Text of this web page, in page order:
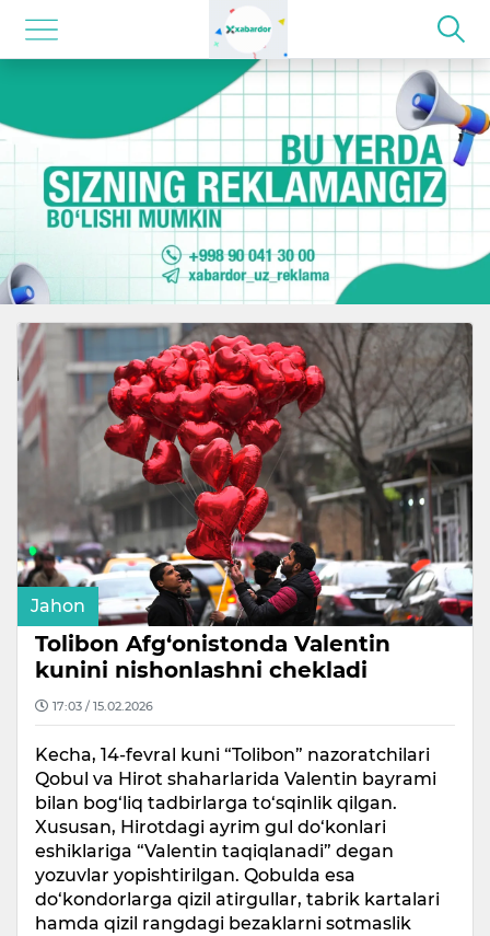
Jahon
Tolibon Afg‘onistonda Valentin
kunini nishonlashni chekladi
17:03 / 15.02.2026
Kecha, 14-fevral kuni “Tolibon” nazoratchilari
Qobul va Hirot shaharlarida Valentin bayrami
bilan bog‘liq tadbirlarga to‘sqinlik qilgan.
Xususan, Hirotdagi ayrim gul do‘konlari
eshiklariga “Valentin taqiqlanadi” degan
yozuvlar yopishtirilgan. Qobulda esa
do‘kondorlarga qizil atirgullar, tabrik kartalari
hamda qizil rangdagi bezaklarni sotmaslik